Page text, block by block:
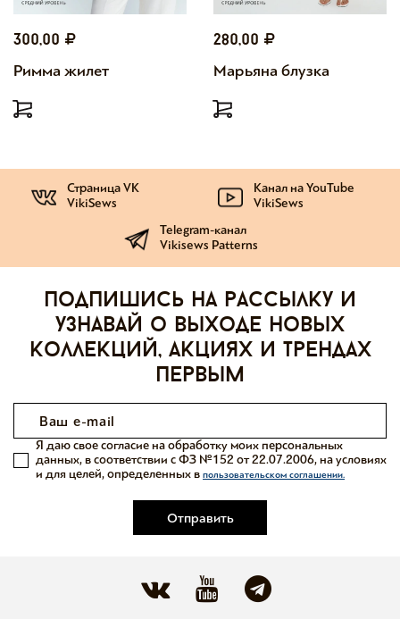
300,00
Римма жилет
280,00
Марьяна блузка
Страница VK
VikiSews
Канал на YouTube
VikiSews
Telegram-канал
Vikisews Patterns
Подпишись на рассылку и
узнавай о выходе новых
коллекций, акциях и трендах
первым
Отправить
Я даю свое согласие на обработку моих персональных
данных, в соответствии с ФЗ №152 от 22.07.2006, на условиях
и для целей, определенных в пользовательском соглашении.